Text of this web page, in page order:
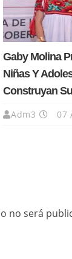
Gaby Molina
Niñas Y
Construyan
Adm3 07
no será